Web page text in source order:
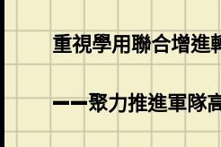
重視學用聯合增進
——聚力推進軍隊